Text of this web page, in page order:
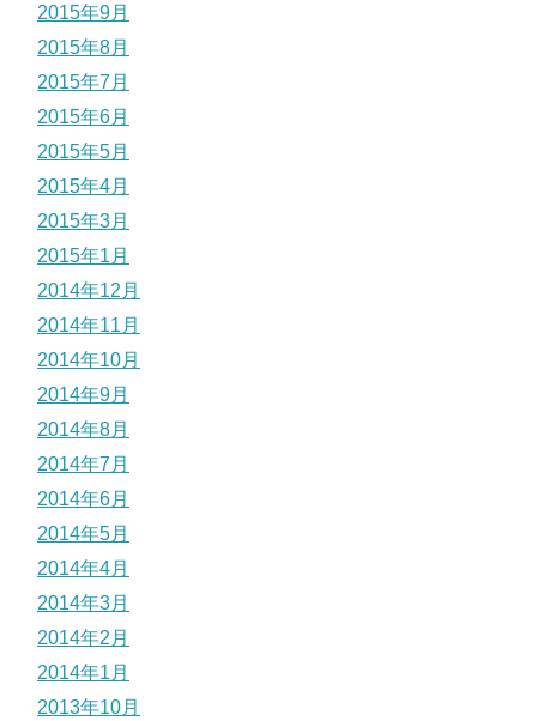
2015年9月
2015年8月
2015年7月
2015年6月
2015年5月
2015年4月
2015年3月
2015年1月
2014年12月
2014年11月
2014年10月
2014年9月
2014年8月
2014年7月
2014年6月
2014年5月
2014年4月
2014年3月
2014年2月
2014年1月
2013年10月